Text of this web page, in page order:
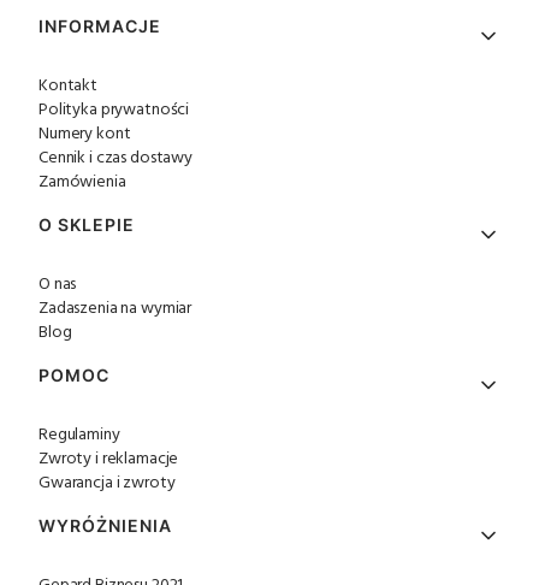
INFORMACJE
Kontakt
Polityka prywatności
Numery kont
Cennik i czas dostawy
Zamówienia
O SKLEPIE
O nas
Zadaszenia na wymiar
Blog
POMOC
Regulaminy
Zwroty i reklamacje
Gwarancja i zwroty
WYRÓŻNIENIA